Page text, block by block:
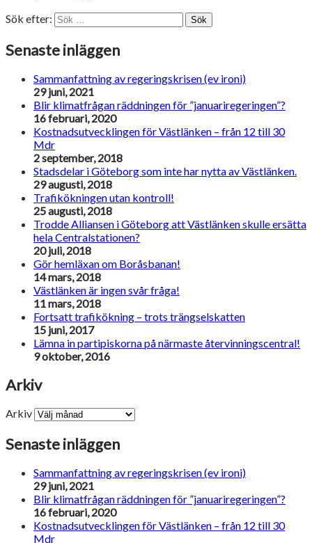
Sök efter: Sök
Senaste inläggen
Sammanfattning av regeringskrisen (ev ironi)
29 juni, 2021
Blir klimatfrågan räddningen för ”januariregeringen”?
16 februari, 2020
Kostnadsutvecklingen för Västlänken – från 12 till 30
Mdr
2 september, 2018
Stadsdelar i Göteborg som inte har nytta av Västlänken.
29 augusti, 2018
Trafikökningen utan kontroll!
25 augusti, 2018
Trodde Alliansen i Göteborg att Västlänken skulle ersätta
hela Centralstationen?
20 juli, 2018
Gör hemläxan om Boråsbanan!
14 mars, 2018
Västlänken är ingen svår fråga!
11 mars, 2018
Fortsatt trafikökning – trots trängselskatten
15 juni, 2017
Lämna in partipiskorna på närmaste återvinningscentral!
9 oktober, 2016
Arkiv
Arkiv
Senaste inläggen
Sammanfattning av regeringskrisen (ev ironi)
29 juni, 2021
Blir klimatfrågan räddningen för ”januariregeringen”?
16 februari, 2020
Kostnadsutvecklingen för Västlänken – från 12 till 30
Mdr